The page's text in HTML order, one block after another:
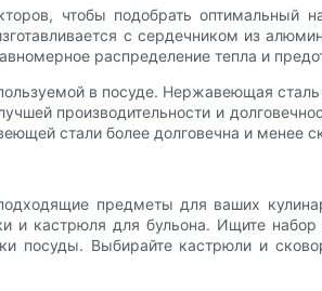
чтобы подобрать
с сердечником из
распределение тепла и
в посуде. Нержавеющая
производительности и
стали более долговечна и менее
предметы для ваших
и кастрюля для бульона. Ищите
посуды. Выбирайте кастрюли и